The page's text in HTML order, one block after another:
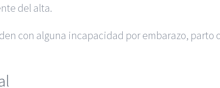
del alta.
con alguna incapacidad por embarazo,